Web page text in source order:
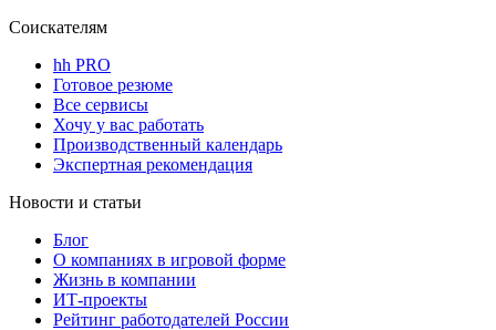
Соискателям
hh PRO
Готовое резюме
Все сервисы
Хочу у вас работать
Производственный календарь
Экспертная рекомендация
Новости и статьи
Блог
О компаниях в игровой форме
Жизнь в компании
ИТ-проекты
Рейтинг работодателей России